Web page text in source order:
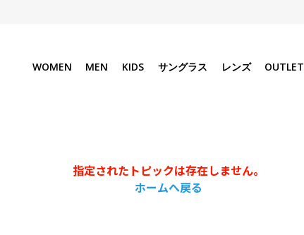
WOMEN MEN KIDS サングラス レンズ OUTLET
指定されたトピックは存在しません。
ホームへ戻る